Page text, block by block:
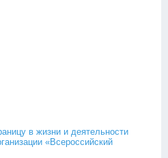
в жизни и деятельности
«Всероссийский